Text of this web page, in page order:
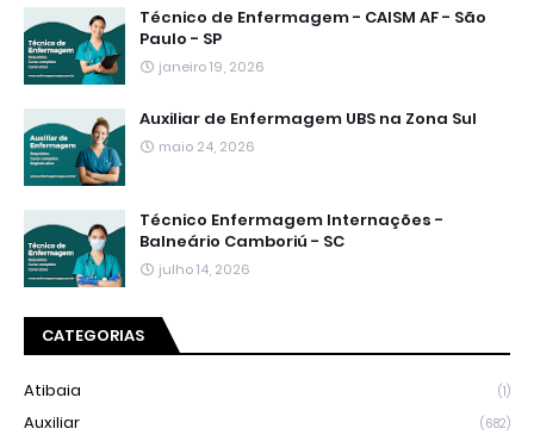
Técnico de Enfermagem - CAISM AF - São
Paulo - SP
janeiro 19, 2026
Auxiliar de Enfermagem UBS na Zona Sul
maio 24, 2026
Técnico Enfermagem Internações -
Balneário Camboriú - SC
julho 14, 2026
CATEGORIAS
Atibaia (1)
Auxiliar (682)